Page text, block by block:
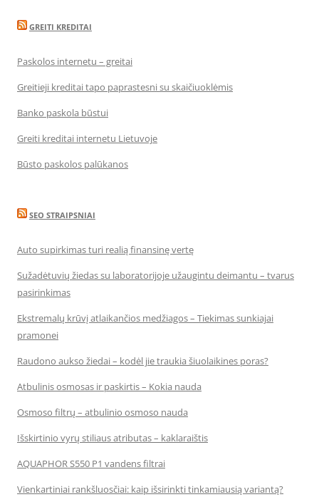
GREITI KREDITAI
Paskolos internetu – greitai
Greitieji kreditai tapo paprastesni su skaičiuoklėmis
Banko paskola būstui
Greiti kreditai internetu Lietuvoje
Būsto paskolos palūkanos
SEO STRAIPSNIAI
Auto supirkimas turi realią finansinę vertę
Sužadėtuvių žiedas su laboratorijoje užaugintu deimantu – tvarus
pasirinkimas
Ekstremalų krūvį atlaikančios medžiagos – Tiekimas sunkiajai
pramonei
Raudono aukso žiedai – kodėl jie traukia šiuolaikines poras?
Atbulinis osmosas ir paskirtis – Kokia nauda
Osmoso filtrų – atbulinio osmoso nauda
Išskirtinio vyrų stiliaus atributas – kaklaraištis
AQUAPHOR S550 P1 vandens filtrai
Vienkartiniai rankšluosčiai: kaip išsirinkti tinkamiausią variantą?